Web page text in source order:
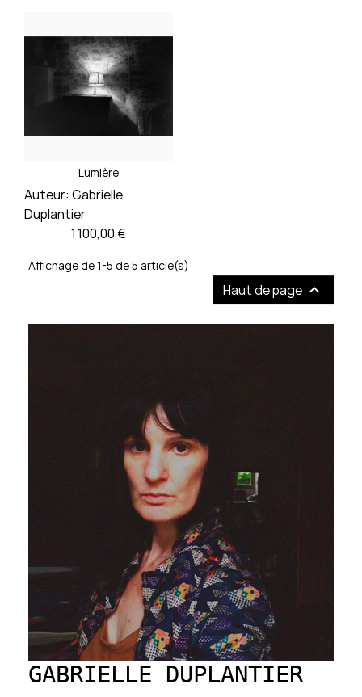
Lumière
Auteur: Gabrielle
Duplantier
Prix
1 100,00 €
Affichage de 1-5 de 5 article(s)
Haut de page 
GABRIELLE DUPLANTIER